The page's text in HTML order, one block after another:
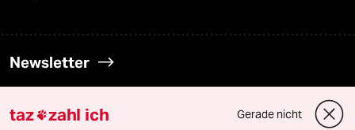
Newsletter
team zukunft
taz zahl ich Gerade nicht